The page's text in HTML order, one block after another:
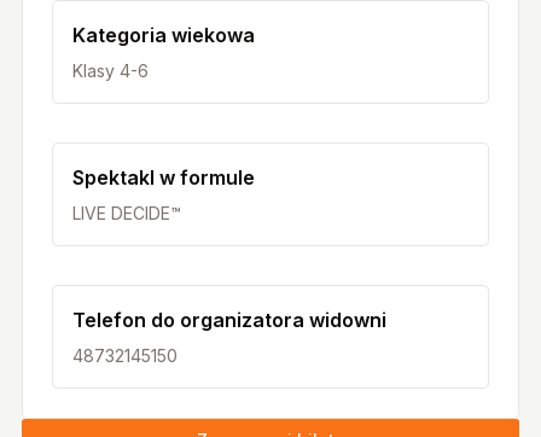
Kategoria wiekowa
Klasy 4-6
Spektakl w formule
LIVE DECIDE™
Telefon do organizatora widowni
48732145150